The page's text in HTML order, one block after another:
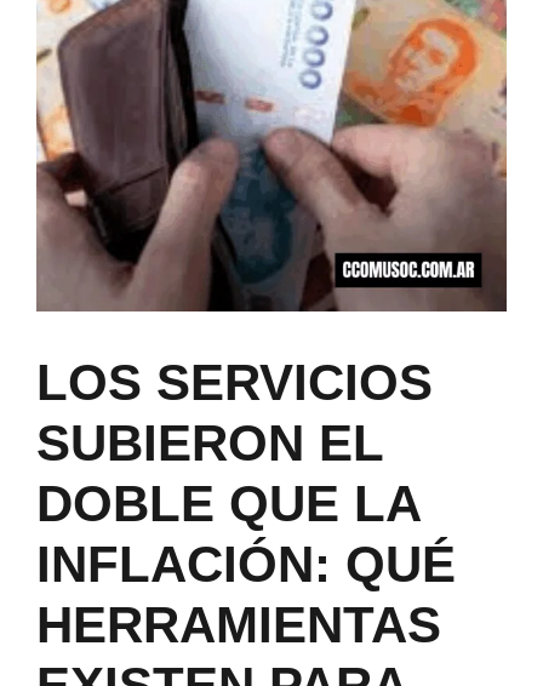
LOS SERVICIOS
SUBIERON EL
DOBLE QUE LA
INFLACIÓN: QUÉ
HERRAMIENTAS